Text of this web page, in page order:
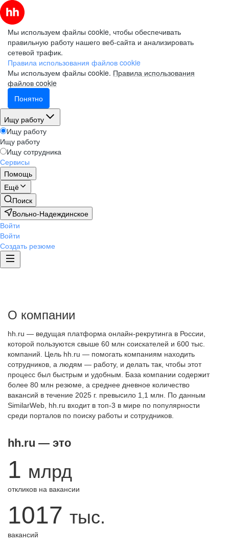
Мы используем файлы cookie, чтобы обеспечивать
правильную работу нашего веб-сайта и анализировать
сетевой трафик.
Правила использования файлов cookie
Мы используем файлы cookie. Правила использования
файлов cookie
Понятно
Ищу работу
Ищу работу
Ищу работу
Ищу сотрудника
Сервисы
Помощь
Ещё
Поиск
Вольно-Надеждинское
Войти
Войти
Создать резюме
О компании
hh.ru — ведущая платформа онлайн-рекрутинга в России,
которой пользуются свыше 60 млн соискателей и 600 тыс.
компаний. Цель hh.ru — помогать компаниям находить
сотрудников, а людям — работу, и делать так, чтобы этот
процесс был быстрым и удобным. База компании содержит
более 80 млн резюме, а среднее дневное количество
вакансий в течение 2025 г. превысило 1,1 млн. По данным
SimilarWeb, hh.ru входит в топ-3 в мире по популярности
среди порталов по поиску работы и сотрудников.
hh.ru — это
1 млрд
откликов на вакансии
1017 тыс.
вакансий